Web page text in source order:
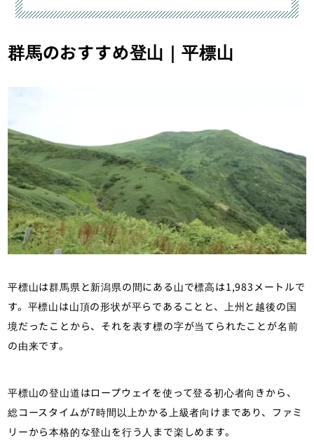
毎年多くの登山客が訪｜武尊山の登山
高・距離｜登山・トレラン・山スキー
マガジン「山旅旅」の「ルート紹介か
群馬のおすすめ登山｜平標山
平標山は群馬県と新潟県の間にある山で標高は1,983メートルで
す。平標山は山頂の形状が平らであることと、上州と越後の国
境だったことから、それを表す標の字が当てられたことが名前
の由来です。
平標山の登山道はロープウェイを使って登る初心者向きから、
総コースタイムが7時間以上かかる上級者向けまであり、ファミ
リーから本格的な登山を行う人まで楽しめます。